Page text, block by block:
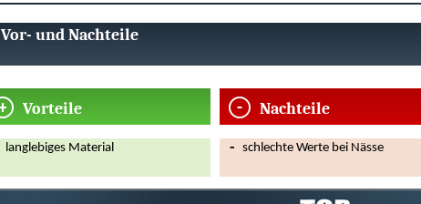
Vor- und Nachteile
Vorteile
langlebiges Material
Nachteile
schlechte Werte bei Nässe